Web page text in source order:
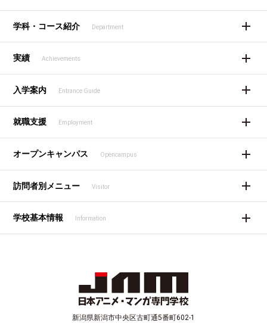
学科・コース紹介 Department
実績 Achievements
入学案内 Entrance Guide
就職支援 Employment
オープンキャンパス Opencampus
訪問者別メニュー Visitor
学校基本情報 Information
新潟県新潟市中央区古町通5番町602-1